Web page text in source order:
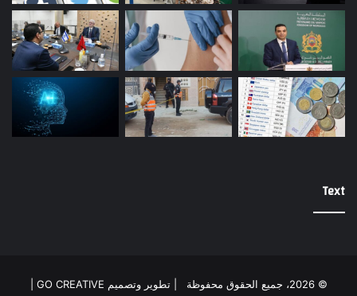
Text
© 2026، جميع الحقوق محفوظة | تطوير وتصميم GO CREATIVE